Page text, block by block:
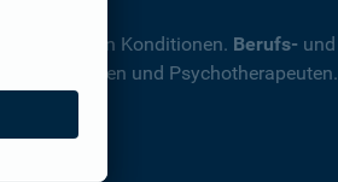
günstigen Konditionen. Berufs- und
Psychologen und Psychotherapeuten.